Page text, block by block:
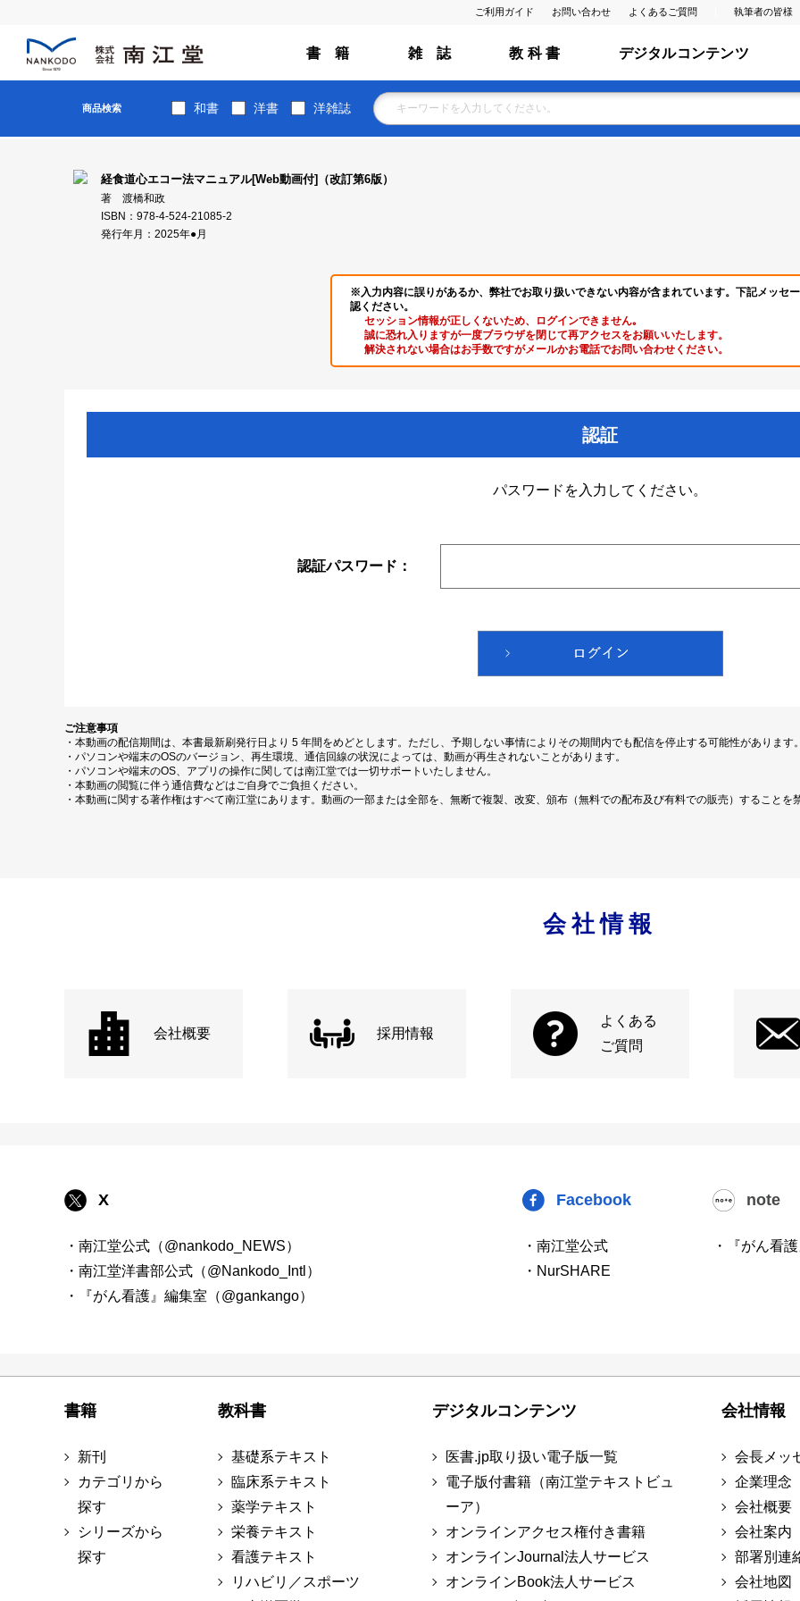
ご利用ガイド お問い合わせ よくあるご質問 執筆者の皆様
書 籍 雑 誌 教 科 書 デジタルコンテンツ
商品検索 和書 洋書 洋雑誌
経食道心エコー法マニュアル[Web動画付]（改訂第6版）
著 渡橋和政
ISBN：978-4-524-21085-2
発行年月：2025年●月
※入力内容に誤りがあるか、弊社でお取り扱いできない内容が含まれています。下記メッセ
認ください。
セッション情報が正しくないため、ログインできません｡
誠に恐れ入りますが一度ブラウザを閉じて再アクセスをお願いいたします。
解決されない場合はお手数ですがメールかお電話でお問い合わせください。
認証
パスワードを入力してください。
認証パスワード：
ご注意事項
・本動画の配信期間は、本書最新刷発行日より 5 年間をめどとします。ただし、予期しない事情によりその期間内でも配信を停止する可能性があります。
・パソコンや端末のOSのバージョン、再生環境、通信回線の状況によっては、動画が再生されないことがあります。
・パソコンや端末のOS、アプリの操作に関しては南江堂では一切サポートいたしません。
・本動画の閲覧に伴う通信費などはご自身でご負担ください。
・本動画に関する著作権はすべて南江堂にあります。動画の一部または全部を、無断で複製、改変、頒布（無料での配布及び有料での販売）することを
会社情報
会社概要 採用情報
よくある
ご質問
X
・南江堂公式（@nankodo_NEWS）
・南江堂洋書部公式（@Nankodo_Intl）
・『がん看護』編集室（@gankango）
Facebook
・南江堂公式
・NurSHARE
note
・『がん看
書籍
新刊
カテゴリから
探す
シリーズから
探す
教科書
基礎系テキスト
臨床系テキスト
薬学テキスト
栄養テキスト
看護テキスト
リハビリ／スポーツ
デジタルコンテンツ
医書.jp取り扱い電子版一覧
電子版付書籍（南江堂テキストビュ
ーア）
オンラインアクセス権付き書籍
オンラインJournal法人サービス
オンラインBook法人サービス
会社情報
会長メッ
企業理念
会社概要
会社案内
部署別連
会社地図